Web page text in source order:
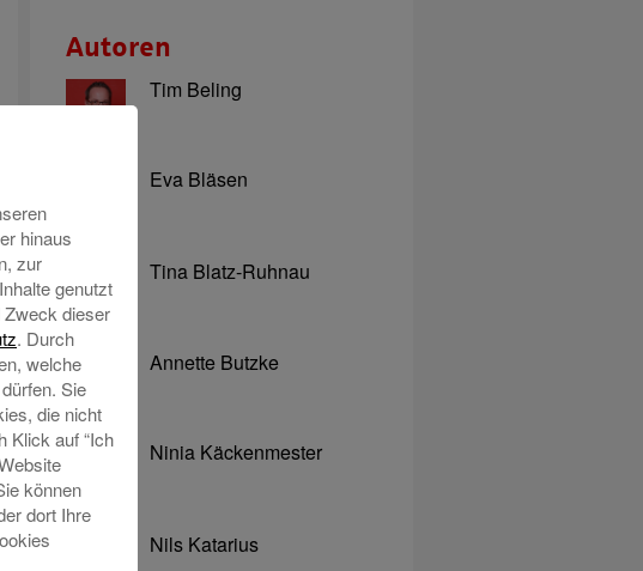
Autoren
Tim Beling
Eva Bläsen
Tina Blatz-Ruhnau
Annette Butzke
Ninia Käckenmester
Nils Katarius
hinaus
zur
genutzt
Zweck dieser
. Durch
welche
Sie
die nicht
Klick auf “Ich
können
dort Ihre